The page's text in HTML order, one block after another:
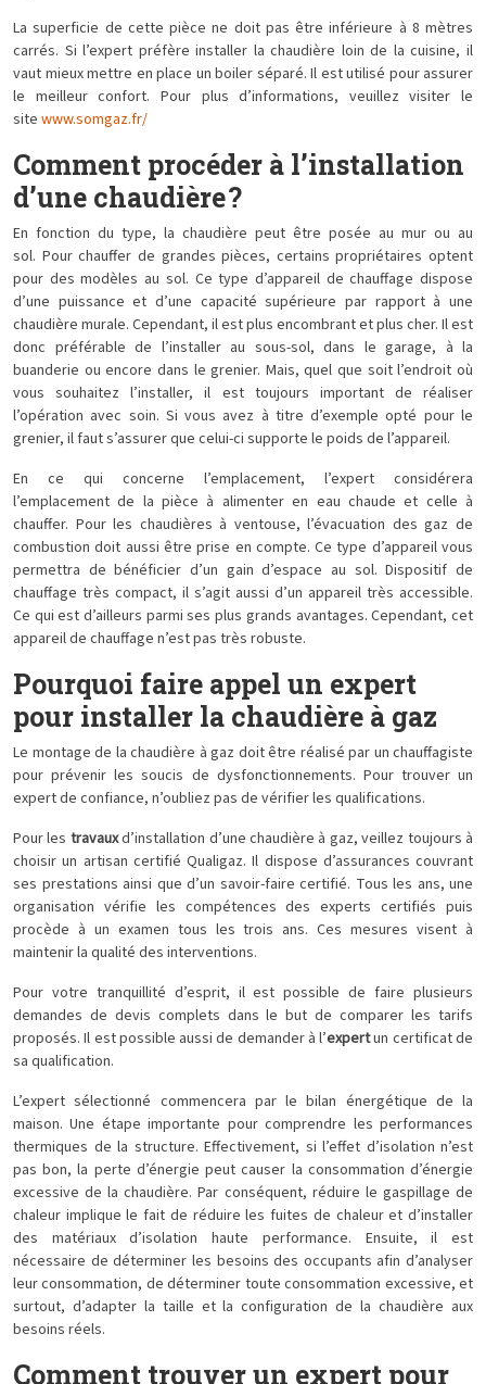
La superficie de cette pièce ne doit pas être inférieure à 8 mètres
carrés. Si l’expert préfère installer la chaudière loin de la cuisine, il
vaut mieux mettre en place un boiler séparé. Il est utilisé pour assurer
le meilleur confort. Pour plus d’informations, veuillez visiter le
site www.somgaz.fr/
Comment procéder à l’installation
d’une chaudière ?
En fonction du type, la chaudière peut être posée au mur ou au
sol. Pour chauffer de grandes pièces, certains propriétaires optent
pour des modèles au sol. Ce type d’appareil de chauffage dispose
d’une puissance et d’une capacité supérieure par rapport à une
chaudière murale. Cependant, il est plus encombrant et plus cher. Il est
donc préférable de l’installer au sous-sol, dans le garage, à la
buanderie ou encore dans le grenier. Mais, quel que soit l’endroit où
vous souhaitez l’installer, il est toujours important de réaliser
l’opération avec soin. Si vous avez à titre d’exemple opté pour le
grenier, il faut s’assurer que celui-ci supporte le poids de l’appareil.
En ce qui concerne l’emplacement, l’expert considérera
l’emplacement de la pièce à alimenter en eau chaude et celle à
chauffer. Pour les chaudières à ventouse, l’évacuation des gaz de
combustion doit aussi être prise en compte. Ce type d’appareil vous
permettra de bénéficier d’un gain d’espace au sol. Dispositif de
chauffage très compact, il s’agit aussi d’un appareil très accessible.
Ce qui est d’ailleurs parmi ses plus grands avantages. Cependant, cet
appareil de chauffage n’est pas très robuste.
Pourquoi faire appel un expert
pour installer la chaudière à gaz
Le montage de la chaudière à gaz doit être réalisé par un chauffagiste
pour prévenir les soucis de dysfonctionnements. Pour trouver un
expert de confiance, n’oubliez pas de vérifier les qualifications.
Pour les travauxd’installation d’une chaudière à gaz, veillez toujours à
choisir un artisan certifié Qualigaz. Il dispose d’assurances couvrant
ses prestations ainsi que d’un savoir-faire certifié. Tous les ans, une
organisation vérifie les compétences des experts certifiés puis
procède à un examen tous les trois ans. Ces mesures visent à
maintenir la qualité des interventions.
Pour votre tranquillité d’esprit, il est possible de faire plusieurs
demandes de devis complets dans le but de comparer les tarifs
proposés. Il est possible aussi de demander à l’expertun certificat de
sa qualification.
L’expert sélectionné commencera par le bilan énergétique de la
maison. Une étape importante pour comprendre les performances
thermiques de la structure. Effectivement, si l’effet d’isolation n’est
pas bon, la perte d’énergie peut causer la consommation d’énergie
excessive de la chaudière. Par conséquent, réduire le gaspillage de
chaleur implique le fait de réduire les fuites de chaleur et d’installer
des matériaux d’isolation haute performance. Ensuite, il est
nécessaire de déterminer les besoins des occupants afin d’analyser
leur consommation, de déterminer toute consommation excessive, et
surtout, d’adapter la taille et la configuration de la chaudière aux
besoins réels.
Comment trouver un expert pour